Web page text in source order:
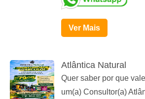
Ver Mais
Atlântica Natural
Quer saber por que
um(a) Consultor(a)